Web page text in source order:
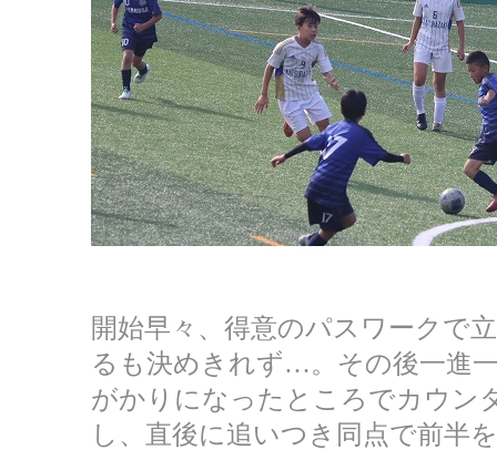
開始早々、得意のパスワークで
るも決めきれず…。その後一進
がかりになったところでカウン
し、直後に追いつき同点で前半